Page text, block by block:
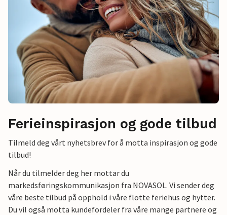
Ferieinspirasjon og gode tilbud
Tilmeld deg vårt nyhetsbrev for å motta inspirasjon og gode
tilbud!
Når du tilmelder deg her mottar du
markedsføringskommunikasjon fra NOVASOL. Vi sender deg
våre beste tilbud på opphold i våre flotte feriehus og hytter.
Du vil også motta kundefordeler fra våre mange partnere og